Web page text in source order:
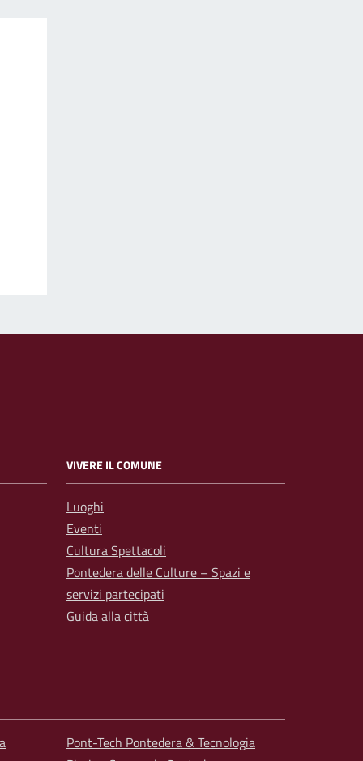
VIVERE IL COMUNE
Luoghi
Eventi
Cultura Spettacoli
Pontedera delle Culture – Spazi e
servizi partecipati
Guida alla città
Pont-Tech Pontedera & Tecnologia